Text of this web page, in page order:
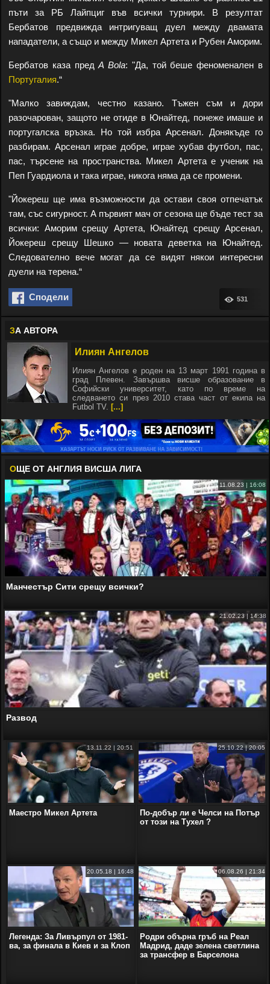
пъти за РБ Лайпциг във всички турнири. В резултат
Бербатов предвижда интригуващ дуел между двамата
нападатели, а също и между Микел Артета и Рубен Аморим.
Бербатов каза предA Bola: "Да, той беше феноменален в
Португалия.“
"Малко завиждам, честно казано. Тъжен съм и дори
разочарован, защото не отиде в Юнайтед, понеже имаше и
португалска връзка. Но той избра Арсенал. Донякъде го
разбирам. Арсенал играе добре, играе хубав футбол, пас,
пас, търсене на пространства. Микел Артета е ученик на
Пеп Гуардиола и така играе, никога няма да се промени.
"Йокереш ще има възможности да остави своя отпечатък
там, със сигурност. А първият мач от сезона ще бъде тест за
всички: Аморим срещу Артета, Юнайтед срещу Арсенал,
Йокереш срещу Шешко — новата деветка на Юнайтед.
Следователно вече могат да се видят някои интересни
дуели на терена.“
Сподели 531
ЗА АВТОРА
Илиян Ангелов
Илиян Ангелов е роден на 13 март 1991 година в
град Плевен. Завършва висше образование в
Софийски университет, като по време на
следването си през 2010 става част от екипа на
Futbol TV. [...]
ОЩЕ ОТ АНГЛИЯ ВИСША ЛИГА
11.08.23 | 16:08
Манчестър Сити срещу всички?
21.02.23 | 14:38
Развод
13.11.22 | 20:51
Маестро Микел Артета
25.10.22 | 20:05
По-добър ли е Челси на Потър
от този на Тухел ?
20.05.18 | 16:48
Легенда: За Ливърпул от 1981-
ва, за финала в Киев и за Клоп
06.08.26 | 21:34
Родри обърна гръб на Реал
Мадрид, даде зелена светлина
за трансфер в Барселона